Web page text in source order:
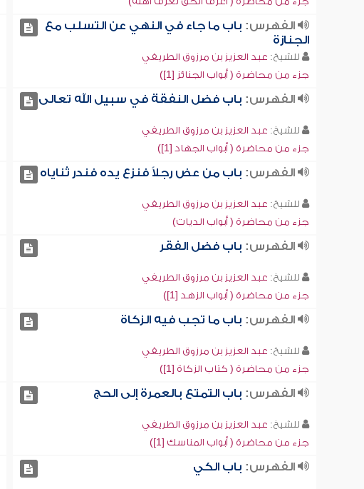
الفهرس: باب ما جاء في النهي عن التسلب مع
الجنازة
للشيخ: عبد العزيز بن مرزوق الطريفي
جزء من محاضرة ( أبواب الجنائز [1])
الفهرس: باب فضل النفقة في سبيل الله تعالى
للشيخ: عبد العزيز بن مرزوق الطريفي
جزء من محاضرة ( أبواب الجهاد [1])
الفهرس: باب من عض رجلاً فنزع يده فندر ثناياه
للشيخ: عبد العزيز بن مرزوق الطريفي
جزء من محاضرة ( أبواب الديات)
الفهرس: باب فضل الفقر
للشيخ: عبد العزيز بن مرزوق الطريفي
جزء من محاضرة ( أبواب الزهد [1])
الفهرس: باب ما تجب فيه الزكاة
للشيخ: عبد العزيز بن مرزوق الطريفي
جزء من محاضرة ( كتاب الزكاة [1])
الفهرس: باب التمتع بالعمرة إلى الحج
للشيخ: عبد العزيز بن مرزوق الطريفي
جزء من محاضرة ( أبواب المناسك [1])
الفهرس: باب الكي